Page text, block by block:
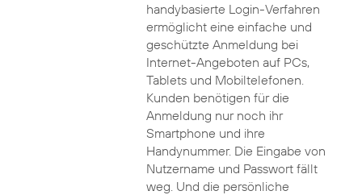
handybasierte Login-Verfahren
ermöglicht eine einfache und
geschützte Anmeldung bei
Internet-Angeboten auf PCs,
Tablets und Mobiltelefonen.
Kunden benötigen für die
Anmeldung nur noch ihr
Smartphone und ihre
Handynummer. Die Eingabe von
Nutzername und Passwort fällt
weg. Und die persönliche